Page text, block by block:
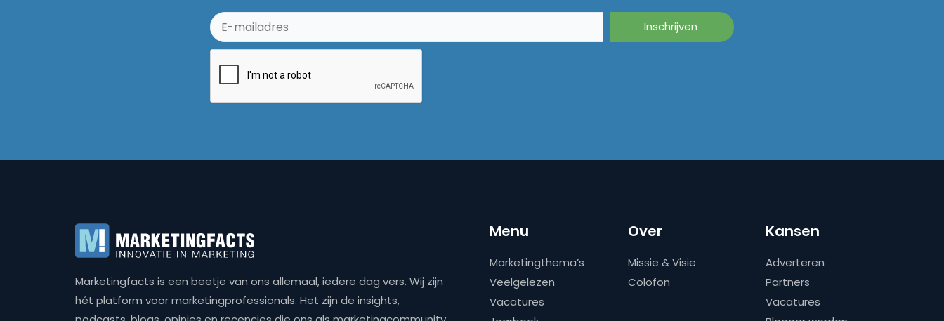
Marketingfacts is een beetje van ons allemaal, iedere dag vers. Wij zijn
hét platform voor marketingprofessionals. Het zijn de insights,
Menu
Marketingthema’s
Veelgelezen
Vacatures
Over
Missie & Visie
Colofon
Kansen
Adverteren
Partners
Vacatures